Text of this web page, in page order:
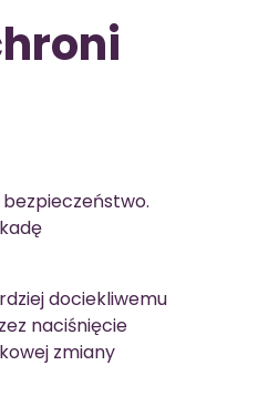
dociekliwemu
naciśnięcie
zmiany